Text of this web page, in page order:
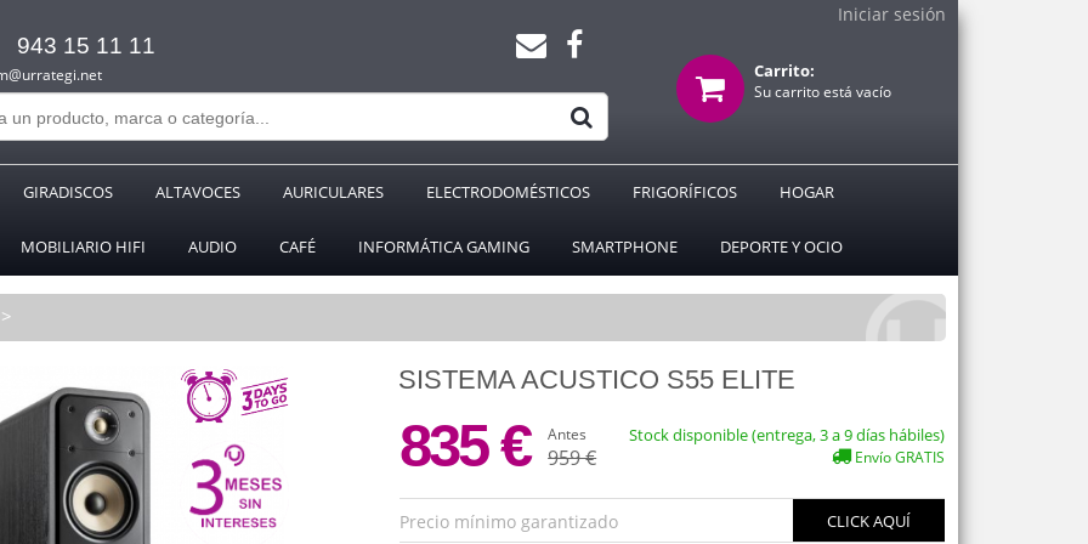
Iniciar sesión
943 15 11 11
Carrito:
Su carrito está vacío
GIRADISCOS ALTAVOCES AURICULARES ELECTRODOMÉSTICOS FRIGORÍFICOS HOGAR
MOBILIARIO HIFI AUDIO CAFÉ INFORMÁTICA GAMING SMARTPHONE DEPORTE Y OCIO
SISTEMA ACUSTICO S55 ELITE
835 € Antes
959 €
Stock disponible (entrega, 3 a 9 días hábiles)
Envío GRATIS
Precio mínimo garantizado CLICK AQUÍ